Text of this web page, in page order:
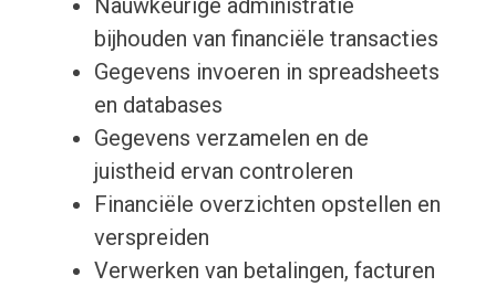
Nauwkeurige administratie
bijhouden van financiële transacties
Gegevens invoeren in spreadsheets
en databases
Gegevens verzamelen en de
juistheid ervan controleren
Financiële overzichten opstellen en
verspreiden
Verwerken van betalingen, facturen